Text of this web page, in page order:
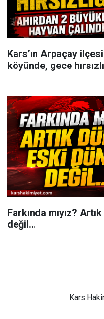
Kars’ın Arpaçay
köyünde, gece
Farkında mıyız?
değil...
Kars